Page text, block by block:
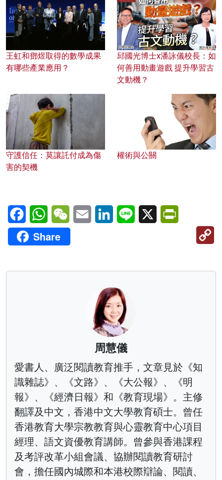
王虹和鄧煜取得的數學成果
有哪些產業應用？
邱國光博士x潘詠儀校長：如
何善用動畫遊戲 提升學習古
文動機？
守護信任：莫讓託付成為傷
害的契機
權術與公關
FacebookWhatsAppWeChatEmail LinkedInLine X
Share
周慧儀
愛書人、廣泛閱讀教育推手，文章見於《知
識雜誌》、《文路》、《大公報》、《明
報》、《經濟日報》和《教育現場》。主修
翻譯及中文，香港中文大學教育碩士。曾任
香港教育大學宗教教育與心靈教育中心項目
經理、語文資優教育講師。曾參與香港課程
及考評改革小組會議、協辦閱讀教育研討
會，擔任國內城際和本港校際辯論、閱讀、